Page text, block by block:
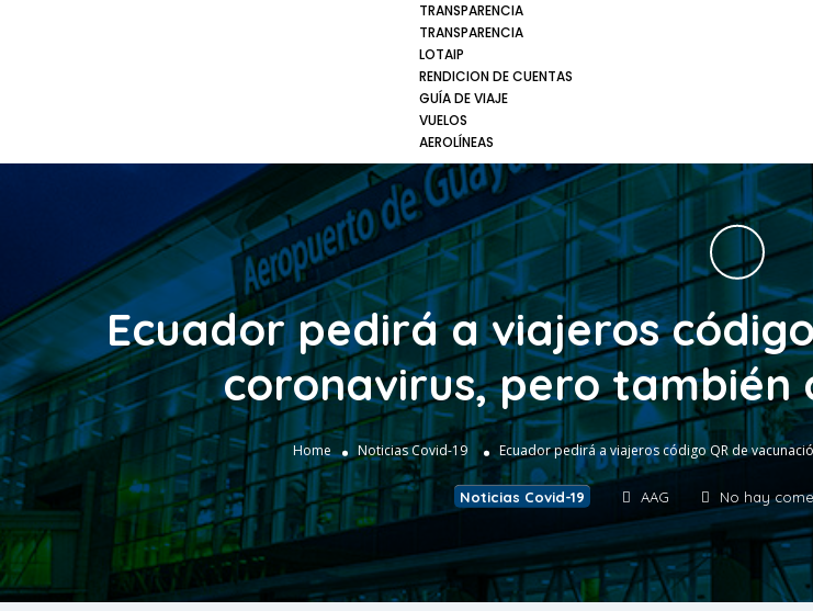
TRANSPARENCIA
TRANSPARENCIA
LOTAIP
RENDICION DE CUENTAS
GUÍA DE VIAJE
VUELOS
AEROLÍNEAS
Ecuador pedirá a viajeros
coronavirus, pero también
Home Noticias Covid-19 Ecuador pedirá a viajeros código QR de
Noticias Covid-19 AAG No hay